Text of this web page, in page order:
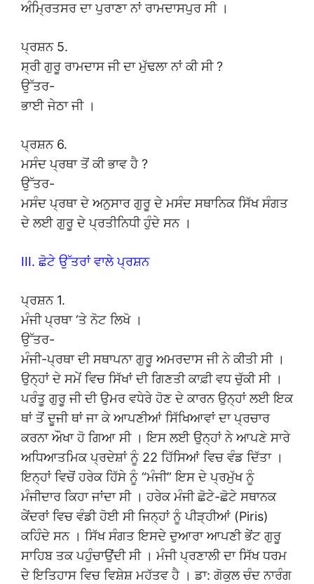
ਅੰਮ੍ਰਿਤਸਰ ਦਾ ਪੁਰਾਣਾ ਨਾਂ ਰਾਮਦਾਸਪੁਰ ਸੀ ।
ਪ੍ਰਸ਼ਨ 5.
ਸ੍ਰੀ ਗੁਰੂ ਰਾਮਦਾਸ ਜੀ ਦਾ ਮੁੱਢਲਾ ਨਾਂ ਕੀ ਸੀ ?
ਉੱਤਰ-
ਭਾਈ ਜੇਠਾ ਜੀ ।
ਪ੍ਰਸ਼ਨ 6.
ਮਸੰਦ ਪ੍ਰਥਾ ਤੋਂ ਕੀ ਭਾਵ ਹੈ ?
ਉੱਤਰ-
ਮਸੰਦ ਪ੍ਰਥਾ ਦੇ ਅਨੁਸਾਰ ਗੁਰੂ ਦੇ ਮਸੰਦ ਸਥਾਨਿਕ ਸਿੱਖ ਸੰਗਤ
ਦੇ ਲਈ ਗੁਰੂ ਦੇ ਪ੍ਰਤੀਨਿਧੀ ਹੁੰਦੇ ਸਨ ।
III. ਛੋਟੇ ਉੱਤਰਾਂ ਵਾਲੇ ਪ੍ਰਸ਼ਨ
ਪ੍ਰਸ਼ਨ 1.
ਮੰਜੀ ਪ੍ਰਥਾ ‘ਤੇ ਨੋਟ ਲਿਖੋ ।
ਉੱਤਰ-
ਮੰਜੀ-ਪ੍ਰਥਾ ਦੀ ਸਥਾਪਨਾ ਗੁਰੂ ਅਮਰਦਾਸ ਜੀ ਨੇ ਕੀਤੀ ਸੀ ।
ਉਨ੍ਹਾਂ ਦੇ ਸਮੇਂ ਵਿਚ ਸਿੱਖਾਂ ਦੀ ਗਿਣਤੀ ਕਾਫ਼ੀ ਵਧ ਚੁੱਕੀ ਸੀ ।
ਪਰੰਤੂ ਗੁਰੂ ਜੀ ਦੀ ਉਮਰ ਵਧੇਰੇ ਹੋਣ ਦੇ ਕਾਰਨ ਉਨ੍ਹਾਂ ਲਈ ਇਕ
ਥਾਂ ਤੋਂ ਦੂਜੀ ਥਾਂ ਜਾ ਕੇ ਆਪਣੀਆਂ ਸਿੱਖਿਆਵਾਂ ਦਾ ਪ੍ਰਚਾਰ
ਕਰਨਾ ਔਖਾ ਹੋ ਗਿਆ ਸੀ । ਇਸ ਲਈ ਉਨ੍ਹਾਂ ਨੇ ਆਪਣੇ ਸਾਰੇ
ਅਧਿਆਤਮਿਕ ਪ੍ਰਦੇਸ਼ਾਂ ਨੂੰ 22 ਹਿੱਸਿਆਂ ਵਿਚ ਵੰਡ ਦਿੱਤਾ ।
ਇਨ੍ਹਾਂ ਵਿਚੋਂ ਹਰੇਕ ਹਿੱਸੇ ਨੂੰ “ਮੰਜੀ” ਇਸ ਦੇ ਪ੍ਰਮੁੱਖ ਨੂੰ
ਮੰਜੀਦਾਰ ਕਿਹਾ ਜਾਂਦਾ ਸੀ । ਹਰੇਕ ਮੰਜੀ ਛੋਟੇ-ਛੋਟੇ ਸਥਾਨਕ
ਕੇਂਦਰਾਂ ਵਿਚ ਵੰਡੀ ਹੋਈ ਸੀ ਜਿਨ੍ਹਾਂ ਨੂੰ ਪੀੜ੍ਹੀਆਂ (Piris)
ਕਹਿੰਦੇ ਸਨ । ਸਿੱਖ ਸੰਗਤ ਇਸਦੇ ਦੁਆਰਾ ਆਪਣੀ ਭੇਂਟ ਗੁਰੂ
ਸਾਹਿਬ ਤਕ ਪਹੁੰਚਾਉਂਦੀ ਸੀ । ਮੰਜੀ ਪ੍ਰਣਾਲੀ ਦਾ ਸਿੱਖ ਧਰਮ
ਦੇ ਇਤਿਹਾਸ ਵਿਚ ਵਿਸ਼ੇਸ਼ ਮਹੱਤਵ ਹੈ । ਡਾ: ਗੋਕੁਲ ਚੰਦ ਨਾਰੰਗ